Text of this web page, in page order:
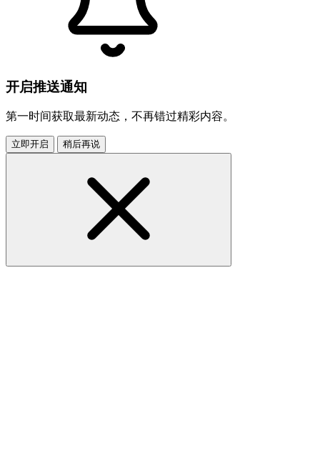
开启推送通知
第一时间获取最新动态，不再错过精彩内容。
立即开启 稍后再说